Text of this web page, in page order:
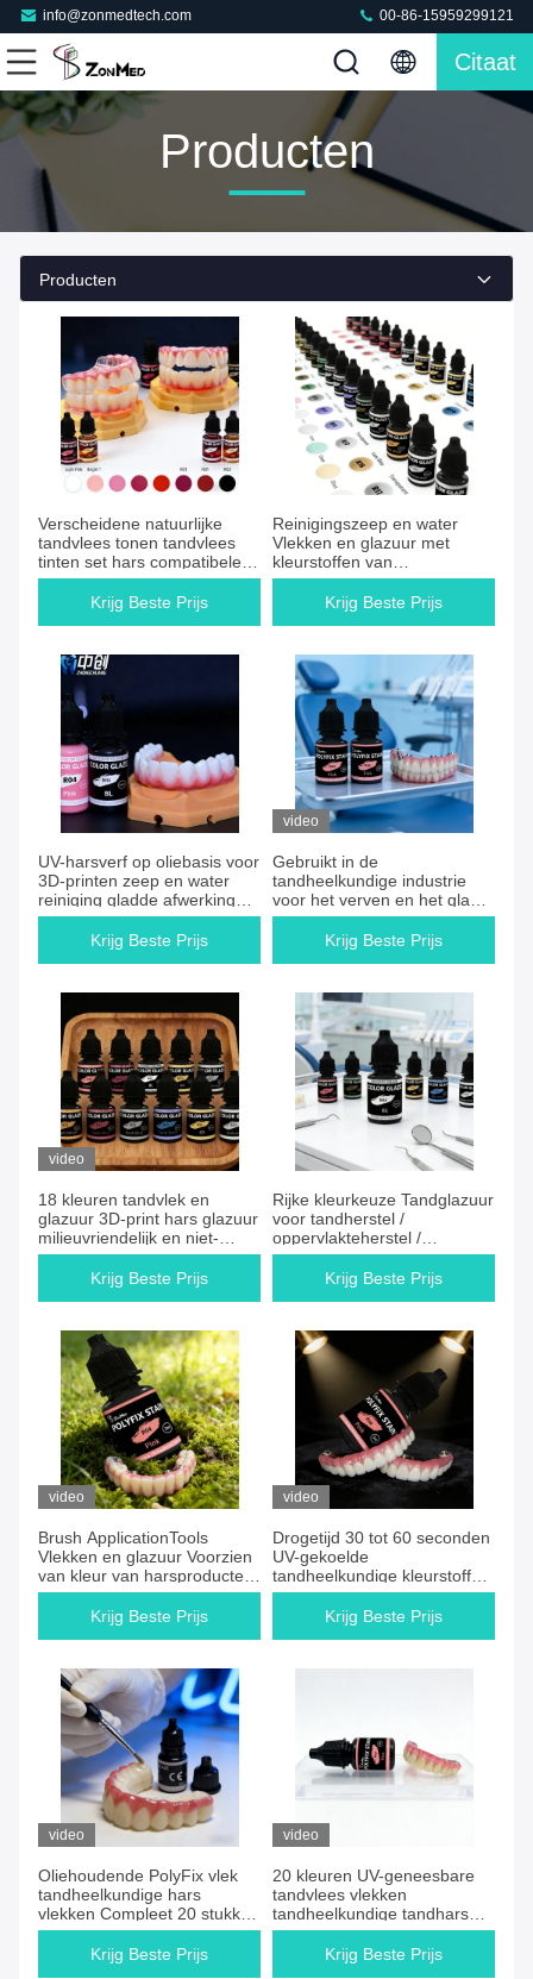
info@zonmedtech.com 00-86-15959299121
Citaat
Producten
Producten
Verscheidene natuurlijke
tandvlees tonen tandvlees
tinten set hars compatibele
kronen uitgebreide
tandheelkundige restauratie
Krijg Beste Prijs
Reinigingszeep en water
Vlekken en glazuur met
kleurstoffen van
harsproducten en droogtijd
405nm Lichtharding 60S
Krijg Beste Prijs
UV-harsverf op oliebasis voor
3D-printen zeep en water
reiniging gladde afwerking
uitstekende kleurdispersie
snelle verhardingstijden
Krijg Beste Prijs
video
Gebruikt in de
tandheelkundige industrie
voor het verven en het glad
maken van het oppervlak
Krijg Beste Prijs
video
18 kleuren tandvlek en
glazuur 3D-print hars glazuur
milieuvriendelijk en niet-
toxisch lage geur
Krijg Beste Prijs
Rijke kleurkeuze Tandglazuur
voor tandherstel /
oppervlakteherstel /
cosmetische reparatie
Krijg Beste Prijs
video
Brush ApplicationTools
Vlekken en glazuur Voorzien
van kleur van harsproducten
met een gemakkelijke
toepassing en een
Krijg Beste Prijs
video
Drogetijd 30 tot 60 seconden
UV-gekoelde
tandheelkundige kleurstoffen
vloeibare tandheelkundige
harsvlekken die een
Krijg Beste Prijs
video
Oliehoudende PolyFix vlek
tandheelkundige hars
vlekken Compleet 20 stukken
Kit Geschikt voor
professioneleKrijg Beste Prijs
video
20 kleuren UV-geneesbare
tandvlees vlekken
tandheelkundige tandhars
vlekken geformuleerd om
realistische tandvlees kleur
Krijg Beste Prijs